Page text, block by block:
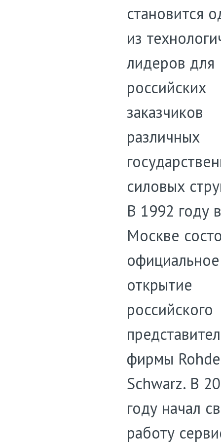
становится
из
лидеров для
российских
заказчиков
различных
силовых
В 1992 году в
Москве
официальное
открытие
российского
фирмы
Schwarz. В
году начал
работу